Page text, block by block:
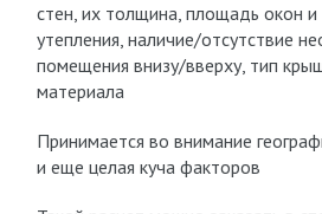
стен, их толщина, площадь окон и
утепления, наличие/отсутствие
помещения внизу/вверху, тип
материала
Принимается во внимание
и еще целая куча факторов